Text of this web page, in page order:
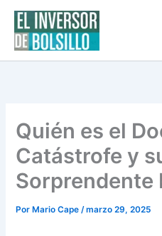
contenido
Quién es el
Catástrofe y
Sorprendente
Por Mario Cape/marzo 29, 2025